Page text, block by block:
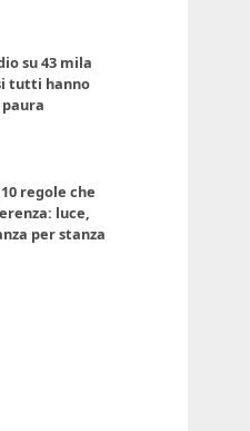
su 43 mila
tutti hanno
regole che
luce,
per stanza